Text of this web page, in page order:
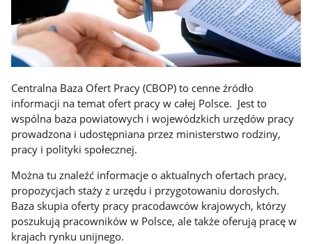
Centralna Baza Ofert Pracy (CBOP) to cenne źródło
informacji na temat ofert pracy w całej Polsce. Jest to
wspólna baza powiatowych i wojewódzkich urzędów pracy
prowadzona i udostępniana przez ministerstwo rodziny,
pracy i polityki społecznej.
Można tu znaleźć informacje o aktualnych ofertach pracy,
propozycjach staży z urzędu i przygotowaniu dorosłych.
Baza skupia oferty pracy pracodawców krajowych, którzy
poszukują pracowników w Polsce, ale także oferują pracę w
krajach rynku unijnego.